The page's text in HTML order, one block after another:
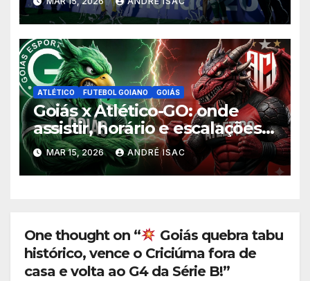
Goianão 2026
ATLÉTICO FUTEBOL GOIANO GOIÁS
Goiás x Atlético-GO: onde
assistir, horário e escalações
da final do Goianão 2026
MAR 15, 2026 ANDRÉ ISAC
One thought on “
Goiás quebra tabu
histórico, vence o Criciúma fora de
casa e volta ao G4 da Série B!”